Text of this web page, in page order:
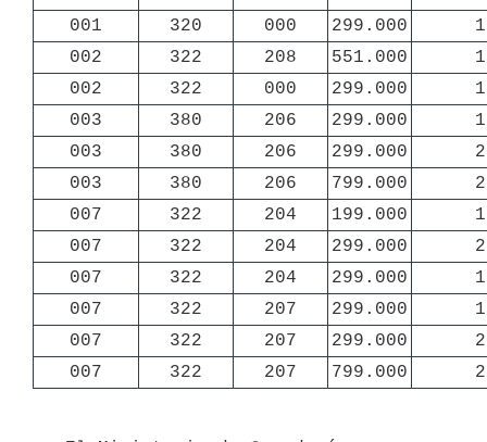
001
320 000 299.000
002
322 208 551.000
002
322 000 299.000
003
380 206 299.000
003
380 206 299.000
003
380 206 799.000
007
322 204 199.000
007
322 204 299.000
007
322 204 299.000
007
322 207 299.000
007
322 207 299.000
007
322 207 799.000